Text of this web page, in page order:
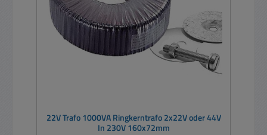
22V Trafo 1000VA Ringkerntrafo 2x22V oder 44V
In 230V 160x72mm